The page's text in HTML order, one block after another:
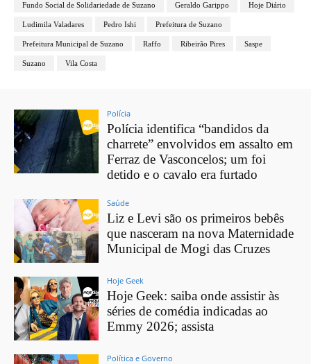
Fundo Social de Solidariedade de Suzano Geraldo Garippo Hoje Diário
Ludimila Valadares Pedro Ishi Prefeitura de Suzano
Prefeitura Municipal de Suzano Raffo Ribeirão Pires Saspe
Suzano Vila Costa
Polícia
Polícia identifica “bandidos da
charrete” envolvidos em assalto em
Ferraz de Vasconcelos; um foi
detido e o cavalo era furtado
Saúde
Liz e Levi são os primeiros bebês
que nasceram na nova Maternidade
Municipal de Mogi das Cruzes
Hoje Geek
Hoje Geek: saiba onde assistir às
séries de comédia indicadas ao
Emmy 2026; assista
Política e Governo